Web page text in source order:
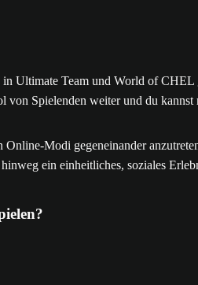
Ultimate Team und World of
Spielenden weiter und du
Modi gegeneinander
ein einheitliches, soziales